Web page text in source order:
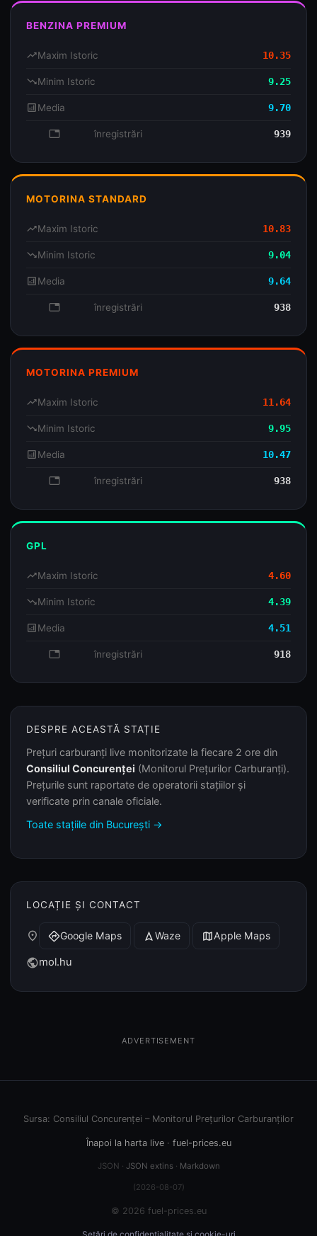
BENZINA PREMIUM
trending_upMaxim Istoric 10.35
trending_downMinim Istoric 9.25
analyticsMedia 9.70
database înregistrări 939
MOTORINA STANDARD
trending_upMaxim Istoric 10.83
trending_downMinim Istoric 9.04
analyticsMedia 9.64
database înregistrări 938
MOTORINA PREMIUM
trending_upMaxim Istoric 11.64
trending_downMinim Istoric 9.95
analyticsMedia 10.47
database înregistrări 938
GPL
trending_upMaxim Istoric 4.60
trending_downMinim Istoric 4.39
analyticsMedia 4.51
database înregistrări 918
DESPRE ACEASTĂ STAȚIE
Prețuri carburanți live monitorizate la fiecare 2 ore din
Consiliul Concurenței (Monitorul Prețurilor Carburanți).
Prețurile sunt raportate de operatorii stațiilor și
verificate prin canale oficiale.
Toate stațiile din București →
LOCAȚIE ȘI CONTACT
place directionsGoogle Maps navigation Waze mapApple Maps
publicmol.hu
ADVERTISEMENT
Sursa: Consiliul Concurenței – Monitorul Prețurilor Carburanților
Înapoi la harta live· fuel-prices.eu
JSON · JSON extins· Markdown
(2026-08-07)
© 2026 fuel-prices.eu